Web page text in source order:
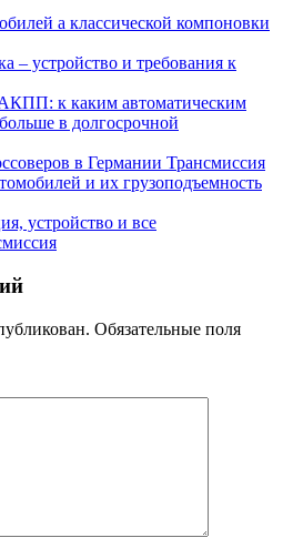
а классической компоновки
– устройство и требования к
к каким автоматическим
в долгосрочной
в Германии Трансмиссия
и их грузоподъемность
устройство и все
Обязательные поля